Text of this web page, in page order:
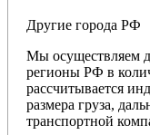
Другие города РФ
Мы осуществляем
регионы РФ в
рассчитывается
размера груза,
транспортной